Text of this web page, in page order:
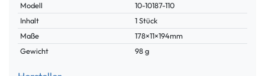
Modell
10-10187-110
Inhalt
1 Stück
Maße
178×11×194mm
Gewicht
98 g